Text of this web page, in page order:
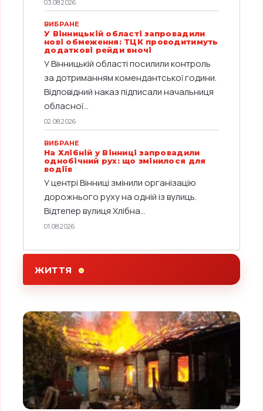
03.08.2026
ВИБРАНЕ
У Вінницькій області запровадили
нові обмеження: ТЦК проводитимуть
додаткові рейди вночі
У Вінницькій області посилили контроль
за дотриманням комендантської години.
Відповідний наказ підписали начальниця
обласної...
02.08.2026
ВИБРАНЕ
На Хлібній у Вінниці запровадили
однобічний рух: що змінилося для
водіїв
У центрі Вінниці змінили організацію
дорожнього руху на одній із вулиць.
Відтепер вулиця Хлібна...
01.08.2026
ЖИТТЯ